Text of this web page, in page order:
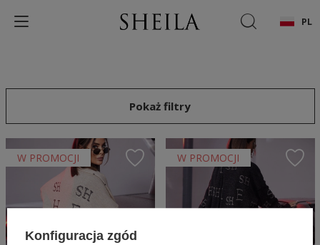
PL
Pokaż filtry
W PROMOCJI W PROMOCJI
Konfiguracja zgód